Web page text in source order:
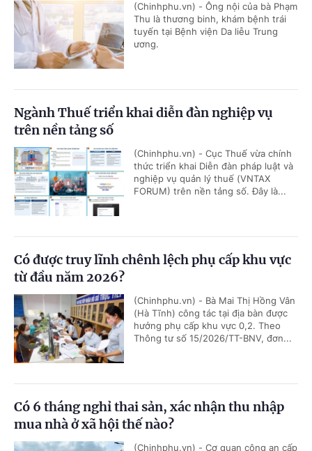
(Chinhphu.vn) - Ông nội của bà Phạm
Thu là thương binh, khám bệnh trái
tuyến tại Bệnh viện Da liễu Trung
ương.
Ngành Thuế triển khai diễn đàn nghiệp vụ
trên nền tảng số
(Chinhphu.vn) - Cục Thuế vừa chính
thức triển khai Diễn đàn pháp luật và
nghiệp vụ quản lý thuế (VNTAX
FORUM) trên nền tảng số. Đây là...
Có được truy lĩnh chênh lệch phụ cấp khu vực
từ đầu năm 2026?
(Chinhphu.vn) - Bà Mai Thị Hồng Vân
(Hà Tĩnh) công tác tại địa bàn được
hưởng phụ cấp khu vực 0,2. Theo
Thông tư số 15/2026/TT-BNV, đơn...
Có 6 tháng nghỉ thai sản, xác nhận thu nhập
mua nhà ở xã hội thế nào?
(Chinhphu.vn) - Cơ quan công an cấp